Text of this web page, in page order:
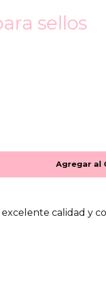
sellos
calidad y